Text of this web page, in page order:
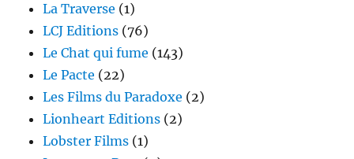
La Traverse (1)
LCJ Editions (76)
Le Chat qui fume (143)
Le Pacte (22)
Les Films du Paradoxe (2)
Lionheart Editions (2)
Lobster Films (1)